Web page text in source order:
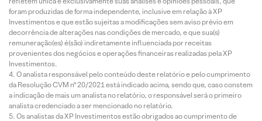
foram produzidas de forma independente, inclusive em relação à XP
Investimentos e que estão sujeitas a modificações sem aviso prévio em
decorrência de alterações nas condições de mercado, e que sua(s)
remuneração(es) é(são) indiretamente influenciada por receitas
provenientes dos negócios e operações financeiras realizadas pela XP
Investimentos.
O analista responsável pelo conteúdo deste relatório e pelo cumprimento
da Resolução CVM nº 20/2021 está indicado acima, sendo que, caso constem
a indicação de mais um analista no relatório, o responsável será o primeiro
analista credenciado a ser mencionado no relatório.
Os analistas da XP Investimentos estão obrigados ao cumprimento de